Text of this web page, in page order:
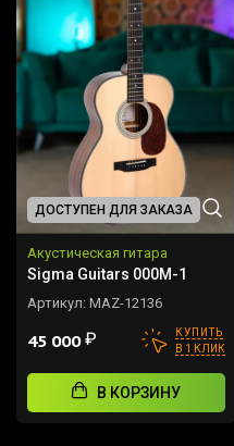
ДОСТУПЕН ДЛЯ ЗАКАЗА
Акустическая гитара
Sigma Guitars 000M-1
Артикул: MAZ-12136
45 000₽
КУПИТЬ
В 1 КЛИК
В КОРЗИНУ